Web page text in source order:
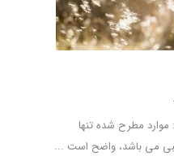
مطرح شده تنها
می باشد، واضح است ...